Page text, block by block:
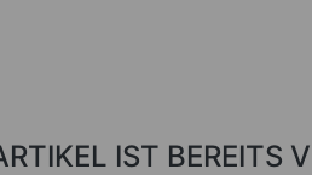
IST BEREITS